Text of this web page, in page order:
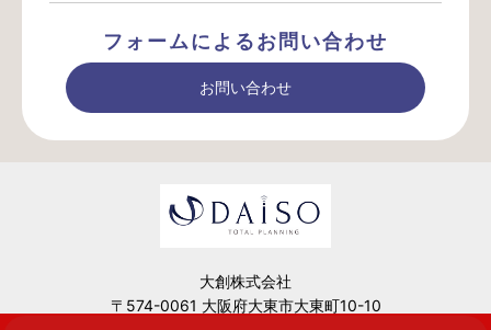
フォームによるお問い合わせ
お問い合わせ
大創株式会社
〒574-0061 大阪府大東市大東町10-10